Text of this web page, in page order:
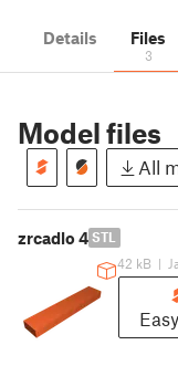
Details Files
3
Model files
All
zrcadlo 4 STL
42 kB |